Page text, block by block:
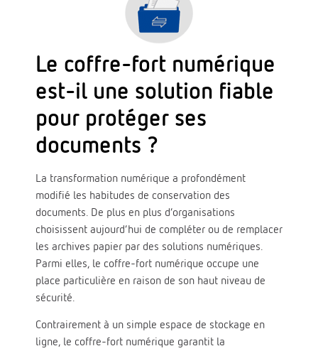
Le coffre-fort numérique
est-il une solution fiable
pour protéger ses
documents ?
La transformation numérique a profondément
modifié les habitudes de conservation des
documents. De plus en plus d’organisations
choisissent aujourd’hui de compléter ou de remplacer
les archives papier par des solutions numériques.
Parmi elles, le coffre-fort numérique occupe une
place particulière en raison de son haut niveau de
sécurité.
Contrairement à un simple espace de stockage en
ligne, le coffre-fort numérique garantit la